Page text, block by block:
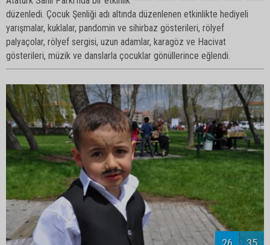
düzenledi. Çocuk Şenliği adı altında düzenlenen etkinlikte hediyeli
yarışmalar, kuklalar, pandomin ve sihirbaz gösterileri, rölyef
palyaçolar, rölyef sergisi, uzun adamlar, karagöz ve Hacivat
gösterileri, müzik ve danslarla çocuklar gönüllerince eğlendi.
28 35